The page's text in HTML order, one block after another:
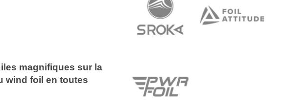
magnifiques sur la
wind foil en toutes